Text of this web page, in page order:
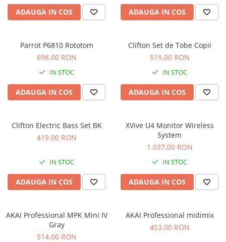
Convertoare AD/DA
Microfoane de studio
Preamplificatoare
Protectii antifonice pentru urechi
Recordere de studio
Recordere portabile
Subwoofere de studio
Accesorii pentru lumini
ADAUGA IN COS ADAUGA IN COS
Parrot P6810 Rototom
698,00 RON
IN STOC
ADAUGA IN COS
Clifton Set de Tobe Copii
519,00 RON
IN STOC
ADAUGA IN COS
Clifton Electric Bass Set BK
419,00 RON
IN STOC
ADAUGA IN COS
XVive U4 Monitor Wireless
System
1.037,00 RON
IN STOC
ADAUGA IN COS
AKAI Professional MPK Mini IV
Gray
514,00 RON
AKAI Professional midimix
453,00 RON